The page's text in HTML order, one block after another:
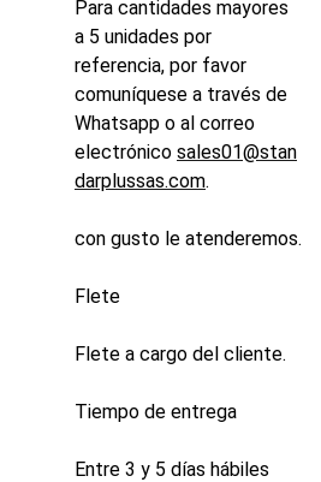
Para cantidades mayores
a 5 unidades por
referencia, por favor
comuníquese a través de
Whatsapp o al correo
electrónico sales01@stan
darplussas.com.
con gusto le atenderemos.
Flete
Flete a cargo del cliente.
Tiempo de entrega
Entre 3 y 5 días hábiles